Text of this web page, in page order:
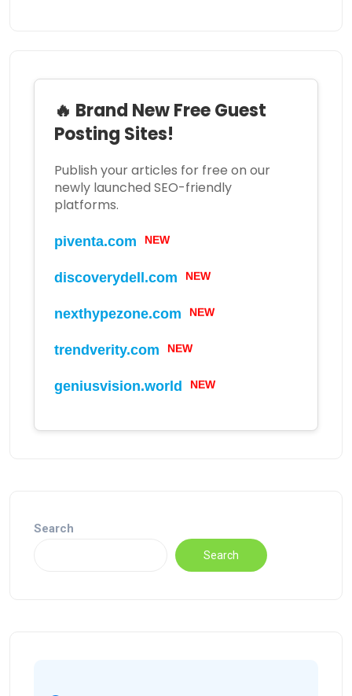
🔥 Brand New Free Guest
Posting Sites!
Publish your articles for free on our
newly launched SEO-friendly
platforms.
piventa.com NEW
discoverydell.com NEW
nexthypezone.com NEW
trendverity.com NEW
geniusvision.world NEW
Search
Search